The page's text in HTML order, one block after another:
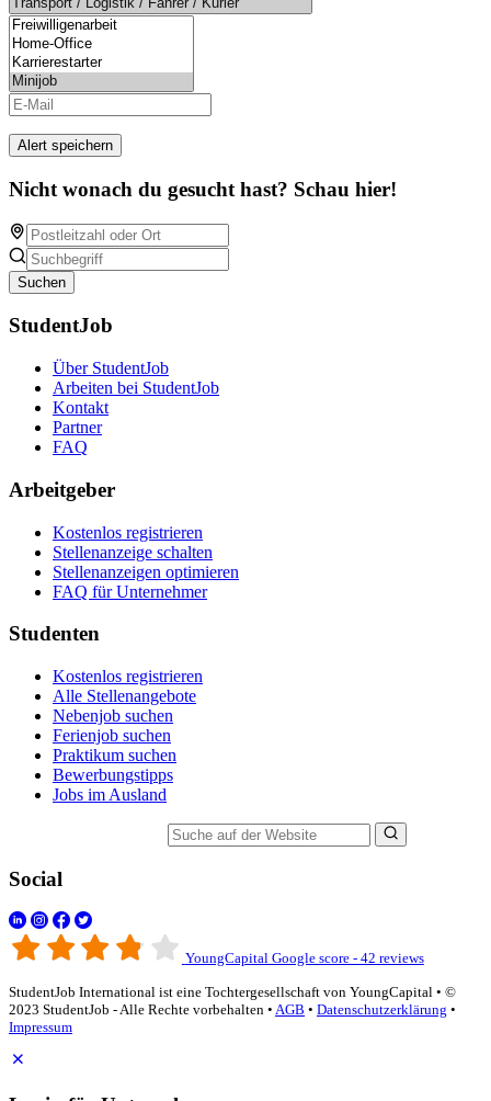
Alert speichern
Nicht wonach du gesucht hast? Schau hier!
Suchen
StudentJob
Über StudentJob
Arbeiten bei StudentJob
Kontakt
Partner
FAQ
Arbeitgeber
Kostenlos registrieren
Stellenanzeige schalten
Stellenanzeigen optimieren
FAQ für Unternehmer
Studenten
Kostenlos registrieren
Alle Stellenangebote
Nebenjob suchen
Ferienjob suchen
Praktikum suchen
Bewerbungstipps
Jobs im Ausland
Social
YoungCapital Google score - 42 reviews
StudentJob International ist eine Tochtergesellschaft von YoungCapital • ©
2023 StudentJob - Alle Rechte vorbehalten • AGB • Datenschutzerklärung •
Impressum